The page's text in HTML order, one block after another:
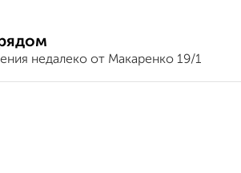
недалеко от Макаренко 19/1